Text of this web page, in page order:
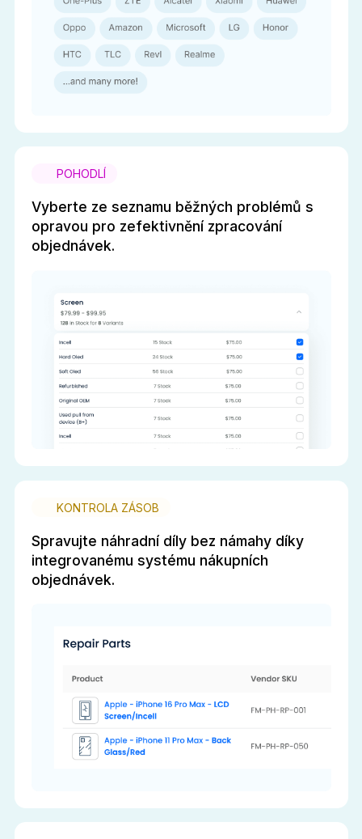
POHODLÍ
Vyberte ze seznamu běžných problémů s
opravou pro zefektivnění zpracování
objednávek.
KONTROLA ZÁSOB
Spravujte náhradní díly bez námahy díky
integrovanému systému nákupních
objednávek.